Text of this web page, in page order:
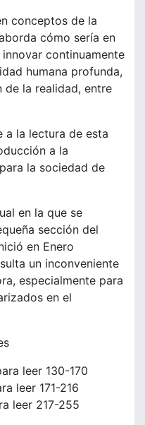
conceptos de la
cómo sería en
continuamente
humana profunda,
de la realidad, entre
a la lectura de esta
a la
la sociedad de
en la que se
sección del
en Enero
un inconveniente
especialmente para
en el
leer 130-170
leer 171-216
leer 217-255